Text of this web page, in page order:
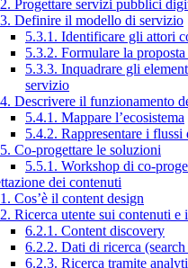
Progettare servizi pubblici
Definire il modello di servizio
5.3.1. Identificare gli attori
5.3.2. Formulare la
5.3.3. Inquadrare gli
servizio
Descrivere il funzionamento
5.4.1. Mappare l’ecosistema
5.4.2. Rappresentare i
Co-progettare le soluzioni
5.5.1. Workshop di co-
dei contenuti
Cos’è il content design
Ricerca utente sui contenuti e
6.2.1. Content discovery
6.2.2. Dati di ricerca
6.2.3. Ricerca tramite